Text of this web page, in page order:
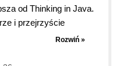
od Thinking in Java.
i przejrzyście
na temat filozofii
Eckela. Bardzo
Rozwiń »